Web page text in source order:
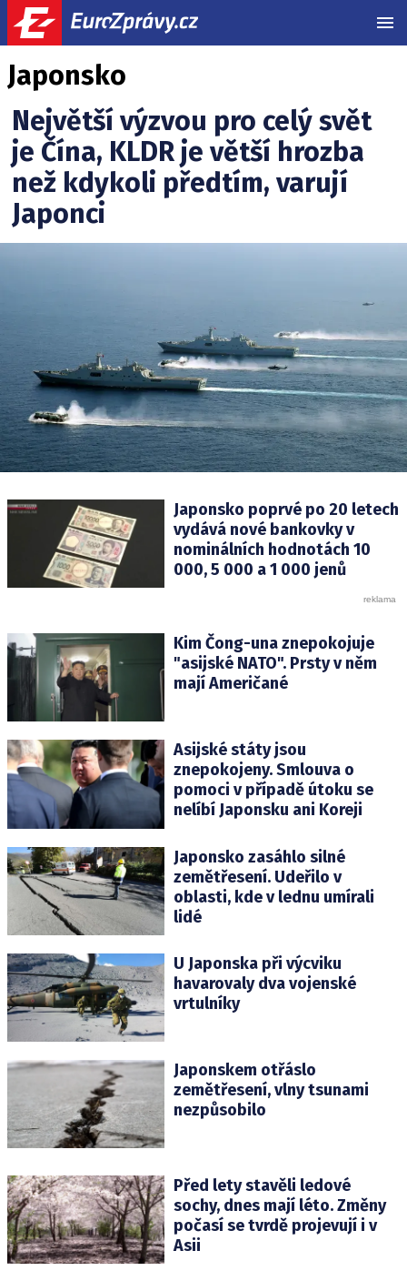
Japonsko
Největší výzvou pro celý svět
je Čína, KLDR je větší hrozba
než kdykoli předtím, varují
Japonci
Japonsko poprvé po 20 letech
vydává nové bankovky v
nominálních hodnotách 10
000, 5 000 a 1 000 jenů
Kim Čong-una znepokojuje
"asijské NATO". Prsty v něm
mají Američané
Asijské státy jsou
znepokojeny. Smlouva o
pomoci v případě útoku se
nelíbí Japonsku ani Koreji
Japonsko zasáhlo silné
zemětřesení. Udeřilo v
oblasti, kde v lednu umírali
lidé
U Japonska při výcviku
havarovaly dva vojenské
vrtulníky
Japonskem otřáslo
zemětřesení, vlny tsunami
nezpůsobilo
Před lety stavěli ledové
sochy, dnes mají léto. Změny
počasí se tvrdě projevují i v
Asii